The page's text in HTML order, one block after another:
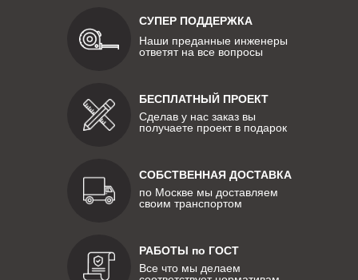
СУПЕР ПОДДЕРЖКА
Наши преданные инженеры
ответят на все вопросы
БЕСПЛАТНЫЙ ПРОЕКТ
Сделав у нас заказ вы
получаете проект в подарок
СОБСТВЕННАЯ ДОСТАВКА
по Москве мы доставляем
своим транспортом
РАБОТЫ по ГОСТ
Все что мы делаем